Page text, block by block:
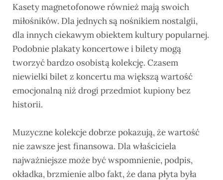
Kasety magnetofonowe również mają swoich
miłośników. Dla jednych są nośnikiem nostalgii,
dla innych ciekawym obiektem kultury popularnej.
Podobnie plakaty koncertowe i bilety mogą
tworzyć bardzo osobistą kolekcję. Czasem
niewielki bilet z koncertu ma większą wartość
emocjonalną niż drogi przedmiot kupiony bez
historii.
Muzyczne kolekcje dobrze pokazują, że wartość
nie zawsze jest finansowa. Dla właściciela
najważniejsze może być wspomnienie, podpis,
okładka, brzmienie albo fakt, że dana płyta była